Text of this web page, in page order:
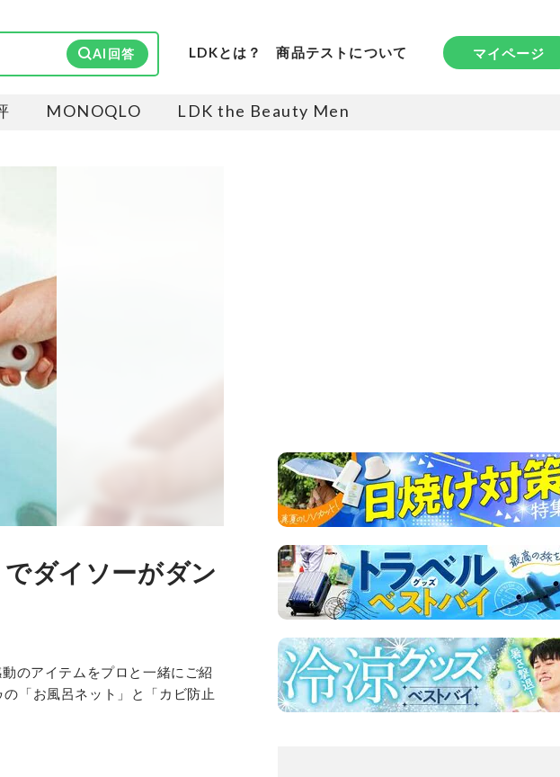
AI回答 LDKとは？ 商品テストについて マイページ
MONOQLO LDK the Beauty Men
ダイソーがダン
のアイテムをプロと一緒にご紹
「お風呂ネット」と「カビ防止